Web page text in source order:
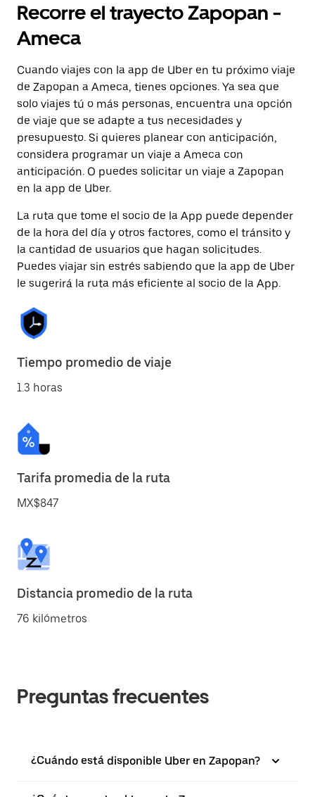
Recorre el trayecto Zapopan -
Ameca
Cuando viajes con la app de Uber en tu próximo viaje
de Zapopan a Ameca, tienes opciones. Ya sea que
solo viajes tú o más personas, encuentra una opción
de viaje que se adapte a tus necesidades y
presupuesto. Si quieres planear con anticipación,
considera programar un viaje a Ameca con
anticipación. O puedes solicitar un viaje a Zapopan
en la app de Uber.
La ruta que tome el socio de la App puede depender
de la hora del día y otros factores, como el tránsito y
la cantidad de usuarios que hagan solicitudes.
Puedes viajar sin estrés sabiendo que la app de Uber
le sugerirá la ruta más eficiente al socio de la App.
Tiempo promedio de viaje
1.3 horas
Tarifa promedia de la ruta
MX$847
Distancia promedio de la ruta
76 kilómetros
Preguntas frecuentes
¿Cuándo está disponible Uber en Zapopan?